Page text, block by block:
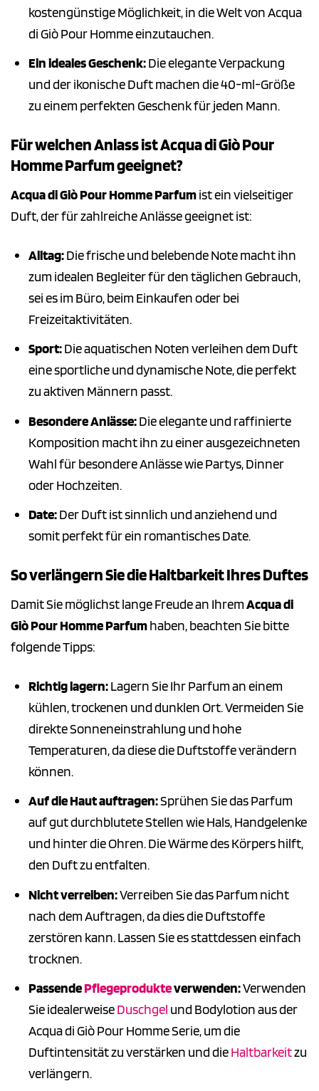
kostengünstige Möglichkeit, in die Welt von Acqua
di Giò Pour Homme einzutauchen.
Ein ideales Geschenk:Die elegante Verpackung
und der ikonische Duft machen die 40-ml-Größe
zu einem perfekten Geschenk für jeden Mann.
Für welchen Anlass ist Acqua di Giò Pour
Homme Parfum geeignet?
Acqua di Giò Pour Homme Parfumist ein vielseitiger
Duft, der für zahlreiche Anlässe geeignet ist:
Alltag:Die frische und belebende Note macht ihn
zum idealen Begleiter für den täglichen Gebrauch,
sei es im Büro, beim Einkaufen oder bei
Freizeitaktivitäten.
Sport:Die aquatischen Noten verleihen dem Duft
eine sportliche und dynamische Note, die perfekt
zu aktiven Männern passt.
Besondere Anlässe:Die elegante und raffinierte
Komposition macht ihn zu einer ausgezeichneten
Wahl für besondere Anlässe wie Partys, Dinner
oder Hochzeiten.
Date:Der Duft ist sinnlich und anziehend und
somit perfekt für ein romantisches Date.
So verlängern Sie die Haltbarkeit Ihres Duftes
Damit Sie möglichst lange Freude an IhremAcqua di
Giò Pour Homme Parfumhaben, beachten Sie bitte
folgende Tipps:
Richtig lagern:Lagern Sie Ihr Parfum an einem
kühlen, trockenen und dunklen Ort. Vermeiden Sie
direkte Sonneneinstrahlung und hohe
Temperaturen, da diese die Duftstoffe verändern
können.
Auf die Haut auftragen:Sprühen Sie das Parfum
auf gut durchblutete Stellen wie Hals, Handgelenke
und hinter die Ohren. Die Wärme des Körpers hilft,
den Duft zu entfalten.
Nicht verreiben:Verreiben Sie das Parfum nicht
nach dem Auftragen, da dies die Duftstoffe
zerstören kann. Lassen Sie es stattdessen einfach
trocknen.
PassendePflegeprodukteverwenden:Verwenden
Sie idealerweiseDuschgel und Bodylotion aus der
Acqua di Giò Pour Homme Serie, um die
Duftintensität zu verstärken und dieHaltbarkeitzu
verlängern.